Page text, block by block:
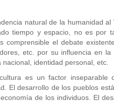
natural de la humanidad al
tiempo y espacio, no es por
comprensible el debate
etc. por su influencia en
nacional, identidad personal, etc.
es un factor inseparable
El desarrollo de los pueblos
de los individuos. El